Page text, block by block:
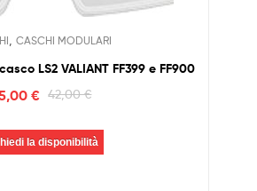
CASCHI MODULARI
LS2 VALIANT FF399 e FF900
42,00€
€
la disponibilità